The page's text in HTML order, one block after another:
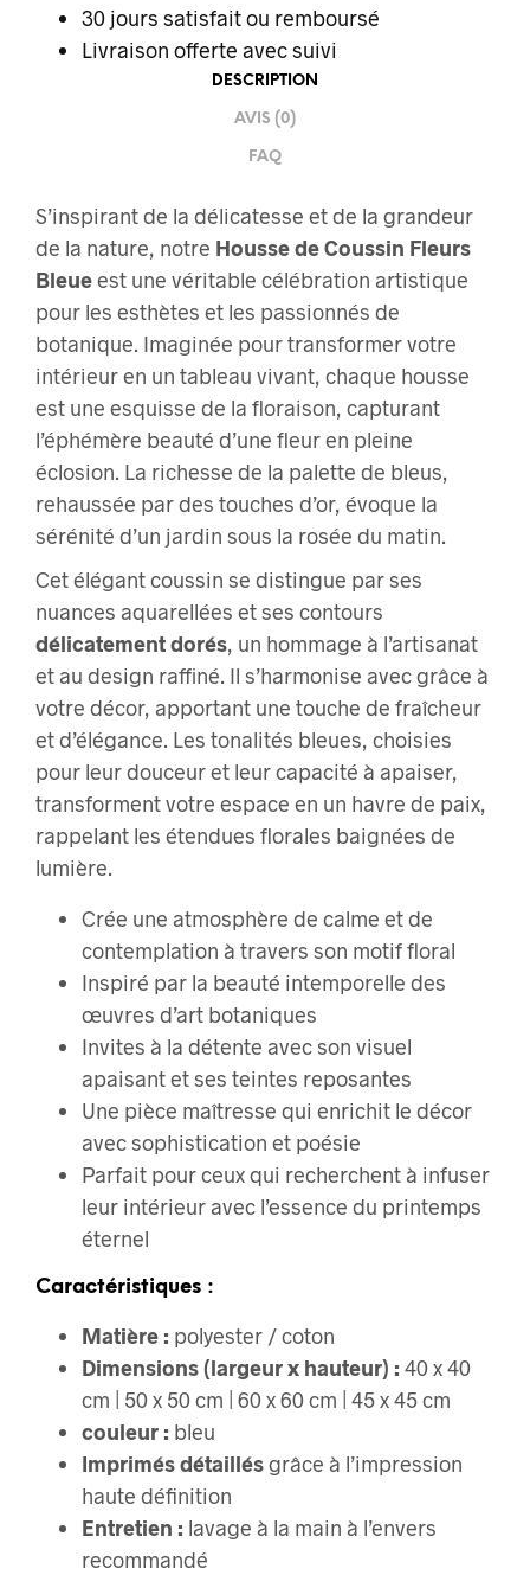
30 jours satisfait ou remboursé
Livraison offerteavec suivi
DESCRIPTION
AVIS (0)
FAQ
S’inspirant de la délicatesse et de la grandeur
de la nature, notre Housse de Coussin Fleurs
Bleueest une véritable célébration artistique
pour les esthètes et les passionnés de
botanique. Imaginée pour transformer votre
intérieur en un tableau vivant, chaque housse
est une esquisse de la floraison, capturant
l’éphémère beauté d’une fleur en pleine
éclosion. La richesse de la palette de bleus,
rehaussée par des touches d’or, évoque la
sérénité d’un jardin sous la rosée du matin.
Cet élégant coussin se distingue par ses
nuances aquarellées et ses contours
délicatement dorés, un hommage à l’artisanat
et au design raffiné. Il s’harmonise avec grâce à
votre décor, apportant une touche de fraîcheur
et d’élégance. Les tonalités bleues, choisies
pour leur douceur et leur capacité à apaiser,
transforment votre espace en un havre de paix,
rappelant les étendues florales baignées de
lumière.
Crée une atmosphère de calme et de
contemplation à travers son motif floral
Inspiré par la beauté intemporelle des
œuvres d’art botaniques
Invites à la détente avec son visuel
apaisant et ses teintes reposantes
Une pièce maîtresse qui enrichit le décor
avec sophistication et poésie
Parfait pour ceux qui recherchent à infuser
leur intérieur avec l’essence du printemps
éternel
Caractéristiques :
Matière : polyester / coton
Dimensions (largeur x hauteur) : 40 x 40
cm | 50 x 50 cm | 60 x 60 cm | 45 x 45 cm
couleur : bleu
Imprimés détaillésgrâce à l’impression
haute définition
Entretien : lavage à la main à l’envers
recommandé